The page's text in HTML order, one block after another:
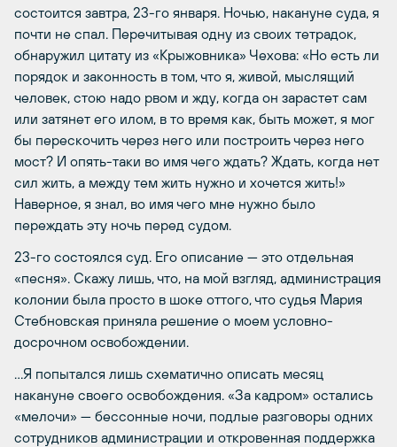
состоится завтра, 23-го января. Ночью, накануне суда, я
почти не спал. Перечитывая одну из своих тетрадок,
обнаружил цитату из «Крыжовника» Чехова: «Но есть ли
порядок и законность в том, что я, живой, мыслящий
человек, стою надо рвом и жду, когда он зарастет сам
или затянет его илом, в то время как, быть может, я мог
бы перескочить через него или построить через него
мост? И опять-таки во имя чего ждать? Ждать, когда нет
сил жить, а между тем жить нужно и хочется жить!»
Наверное, я знал, во имя чего мне нужно было
переждать эту ночь перед судом.
23-го состоялся суд. Его описание — это отдельная
«песня». Скажу лишь, что, на мой взгляд, администрация
колонии была просто в шоке оттого, что судья Мария
Стебновская приняла решение о моем условно-
досрочном освобождении.
…Я попытался лишь схематично описать месяц
накануне своего освобождения. «За кадром» остались
«мелочи» — бессонные ночи, подлые разговоры одних
сотрудников администрации и откровенная поддержка